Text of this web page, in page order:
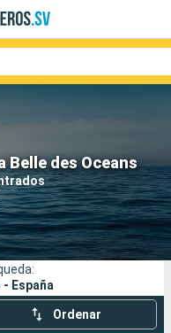
Belle des Oceans
Compañías
- España
Ordenar